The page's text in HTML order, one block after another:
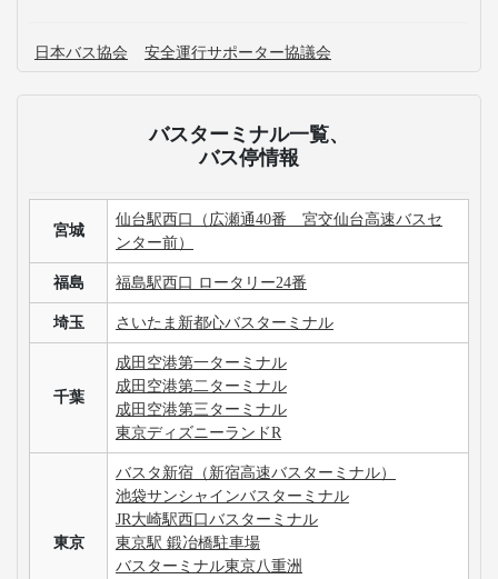
日本バス協会 安全運行サポーター協議会
バスターミナル一覧、
バス停情報
宮城
仙台駅西口（広瀬通40番 宮交仙台高速バスセ
ンター前）
福島 福島駅西口 ロータリー24番
埼玉 さいたま新都心バスターミナル
千葉
成田空港第一ターミナル
成田空港第二ターミナル
成田空港第三ターミナル
東京ディズニーランドR
東京
バスタ新宿（新宿高速バスターミナル）
池袋サンシャインバスターミナル
JR大崎駅西口バスターミナル
東京駅 鍛冶橋駐車場
バスターミナル東京八重洲